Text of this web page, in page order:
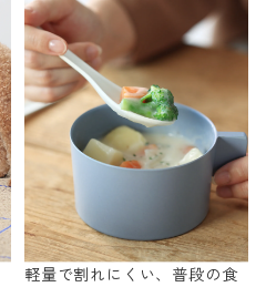
軽量で割れにくい、普段の食